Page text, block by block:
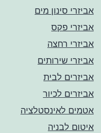
אביזרי סינון מים
אביזרי פקס
אביזרי רחצה
אביזרי שירותים
אביזרים לבית
אביזרים לכיור
אטמים לאינסטלציה
איטום לבניה